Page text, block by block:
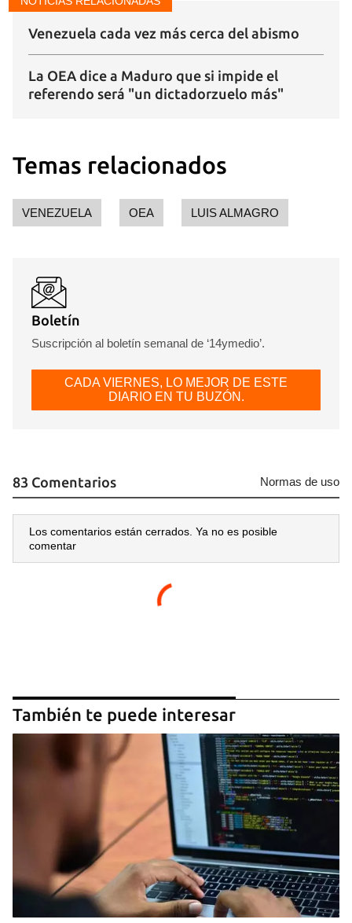
Guardar como favorito
Para poder guardar como favorito, primero has de
Venezuela cada vez más cerca del abismo
La OEA dice a Maduro que si impide el
referendo será "un dictadorzuelo más"
Temas relacionados
VENEZUELA OEA LUIS ALMAGRO
Boletín
Suscripción al boletín semanal de ‘14ymedio’.
CADA VIERNES, LO MEJOR DE ESTE
DIARIO EN TU BUZÓN.
83 Comentarios Normas de uso
Los comentarios están cerrados. Ya no es posible
comentar
También te puede interesar